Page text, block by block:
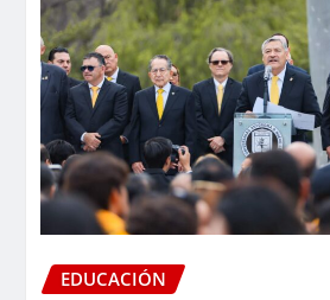
EDUCACIÓN